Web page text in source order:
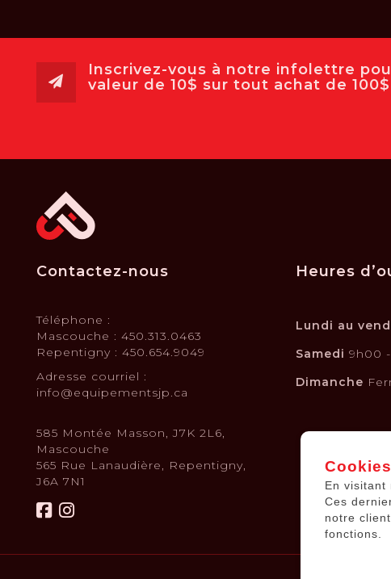
Inscrivez-vous à notre infolettre
valeur de 10$ sur tout achat de
Contactez-nous
Téléphone :
Mascouche : 450.313.0463
Repentigny : 450.654.9049
Adresse courriel :
info@equipementsjp.ca
585 Montée Masson, J7K 2L6,
Mascouche
565 Rue Lanaudière, Repentigny,
J6A 7N1
Heures
Lundi au
Samedi 9h00
Dimanche
En visitant
Ces
notre
fonctions.